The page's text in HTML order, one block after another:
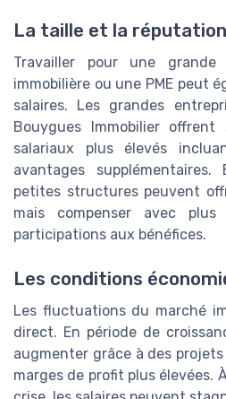
La taille et la
Travailler pour une grande
immobilière ou une PME peut
salaires. Les grandes
Bouygues Immobilier offrent
salariaux plus élevés
avantages
petites structures peuvent
mais compenser avec
participations aux bénéfices.
Les conditions
Les fluctuations du marché
direct. En période de
augmenter grâce à des
marges de profit plus élevées.